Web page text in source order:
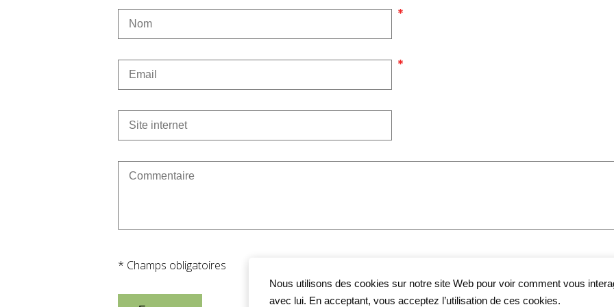
* Champs obligatoires
Nous utilisons des cookies sur notre site Web pour voir comment vous
avec lui. En acceptant, vous acceptez l’utilisation de ces cookies.